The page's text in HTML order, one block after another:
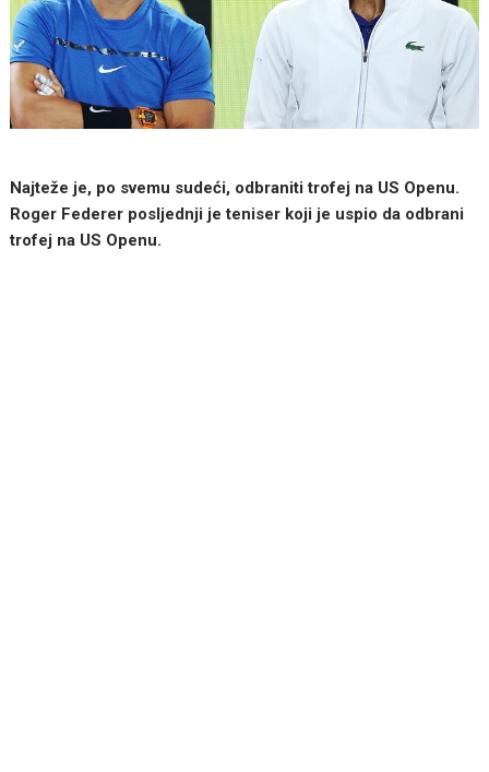
Najteže je, po svemu sudeći, odbraniti trofej na US Openu.
Roger Federer posljednji je teniser koji je uspio da odbrani
trofej na US Openu.